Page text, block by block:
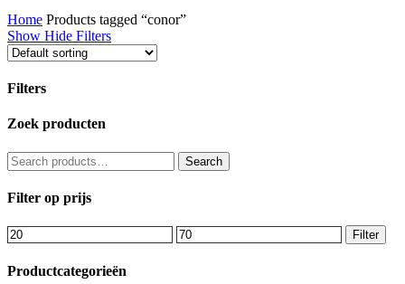
Home Products tagged “conor”
Show Hide Filters
Filters
Close
Zoek producten
Search
for:
Search
Filter op prijs
Min
price
Max
price
Filter
Productcategorieën